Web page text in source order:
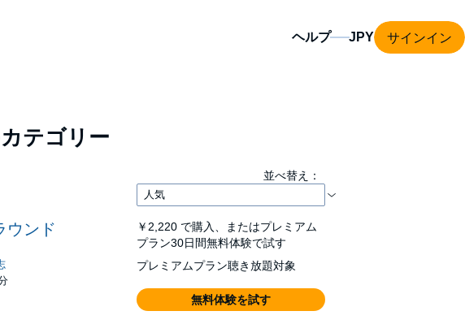
ヘルプ サインイン
テゴリー
並べ替え：
ウンド ￥2,220 で購入、またはプレミアム
プラン30日間無料体験で試す
プレミアムプラン聴き放題対象
無料体験を試す